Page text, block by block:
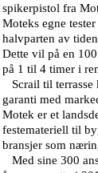
spikerpistol fra
Moteks egne
halvparten av
Dette vil på en
på 1 til 4 timer i
Scrail til terrasse
garanti med
Motek er et
festemateriell til
bransjer som
Med sine 300